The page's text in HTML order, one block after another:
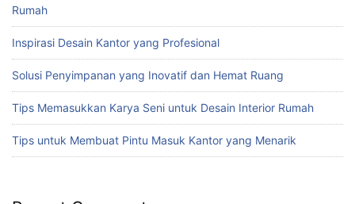
Rumah
Inspirasi Desain Kantor yang Profesional
Solusi Penyimpanan yang Inovatif dan Hemat Ruang
Tips Memasukkan Karya Seni untuk Desain Interior Rumah
Tips untuk Membuat Pintu Masuk Kantor yang Menarik